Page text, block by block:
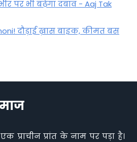
पर भी बढ़ेगा दबाव - Aaj Tak
दौड़ाई ख़ास बाइक, कीमत बस
प्राचीन प्रांत के नाम पर पड़ा है।